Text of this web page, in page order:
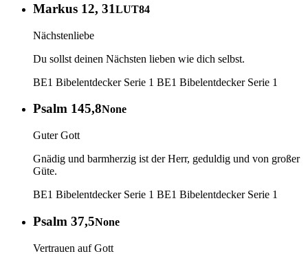
Markus 12, 31LUT84
Nächstenliebe
Du sollst deinen Nächsten lieben wie dich selbst.
BE1 Bibelentdecker Serie 1 BE1 Bibelentdecker Serie 1
Psalm 145,8None
Guter Gott
Gnädig und barmherzig ist der Herr, geduldig und von großer
Güte.
BE1 Bibelentdecker Serie 1 BE1 Bibelentdecker Serie 1
Psalm 37,5None
Vertrauen auf Gott